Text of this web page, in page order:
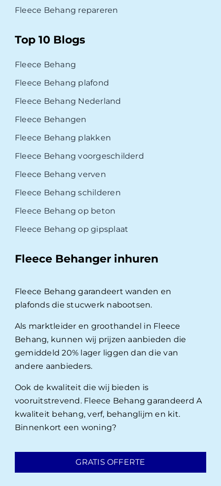
Fleece Behang repareren
Top 10 Blogs
Fleece Behang
Fleece Behang plafond
Fleece Behang Nederland
Fleece Behangen
Fleece Behang plakken
Fleece Behang voorgeschilderd
Fleece Behang verven
Fleece Behang schilderen
Fleece Behang op beton
Fleece Behang op gipsplaat
Fleece Behanger inhuren
Fleece Behang garandeert wanden en
plafonds die stucwerk nabootsen.
Als marktleider en groothandel in Fleece
Behang, kunnen wij prijzen aanbieden die
gemiddeld 20% lager liggen dan die van
andere aanbieders.
Ook de kwaliteit die wij bieden is
vooruitstrevend. Fleece Behang garandeerd A
kwaliteit behang, verf, behanglijm en kit.
Binnenkort een woning?
GRATIS OFFERTE